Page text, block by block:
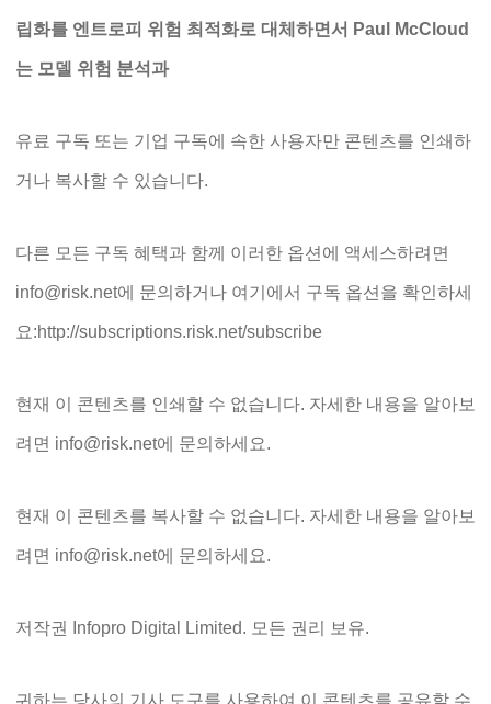
립화를 엔트로피 위험 최적화로 대체하면서 Paul McCloud
는 모델 위험 분석과
유료 구독 또는 기업 구독에 속한 사용자만 콘텐츠를 인쇄하
거나 복사할 수 있습니다.
다른 모든 구독 혜택과 함께 이러한 옵션에 액세스하려면
info@risk.net에 문의하거나 여기에서 구독 옵션을 확인하세
요:http://subscriptions.risk.net/subscribe
현재 이 콘텐츠를 인쇄할 수 없습니다. 자세한 내용을 알아보
려면 info@risk.net에 문의하세요.
현재 이 콘텐츠를 복사할 수 없습니다. 자세한 내용을 알아보
려면 info@risk.net에 문의하세요.
저작권 Infopro Digital Limited. 모든 권리 보유.
귀하는 당사의 기사 도구를 사용하여 이 콘텐츠를 공유할 수